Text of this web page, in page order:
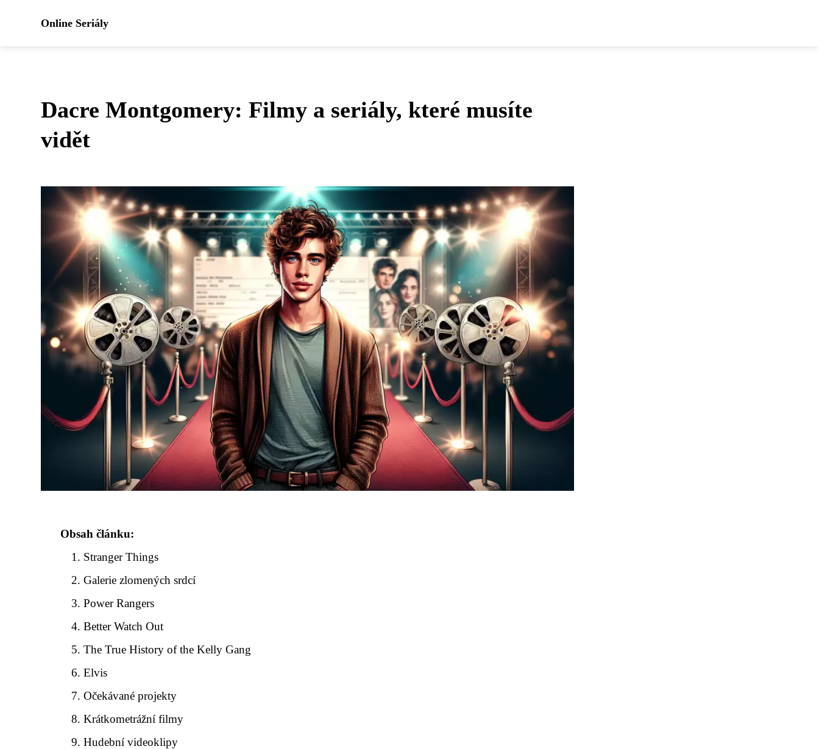
Online Seriály
Dacre Montgomery: Filmy a seriály, které musíte
vidět
Obsah článku:
Stranger Things
Galerie zlomených srdcí
Power Rangers
Better Watch Out
The True History of the Kelly Gang
Elvis
Očekávané projekty
Krátkometrážní filmy
Hudební videoklipy